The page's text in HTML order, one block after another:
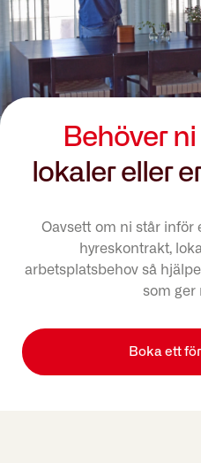
Behöver
lokaler eller
Oavsett om ni står inför
hyreskontrakt,
arbetsplatsbehov så
som ger
Boka ett